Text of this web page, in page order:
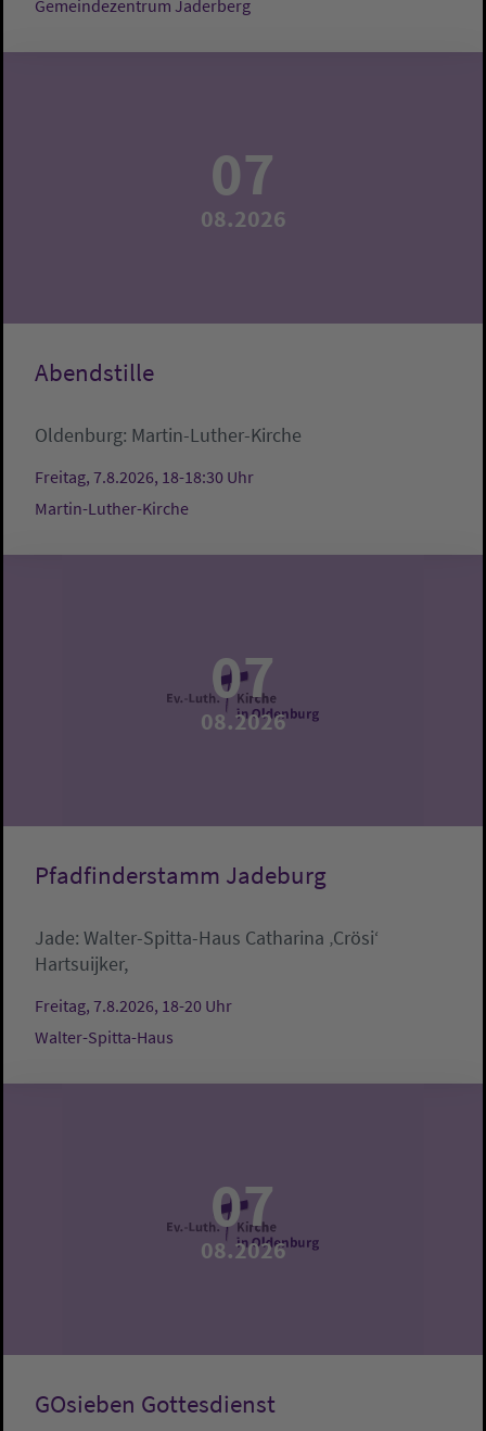
Gemeindezentrum Jaderberg
07
08.2026
Abendstille
Oldenburg: Martin-Luther-Kirche
Freitag, 7.8.2026, 18-18:30 Uhr
Martin-Luther-Kirche
07
08.2026
Pfadfinderstamm Jadeburg
Jade: Walter-Spitta-Haus Catharina ‚Crösi‘
Hartsuijker,
Freitag, 7.8.2026, 18-20 Uhr
Walter-Spitta-Haus
07
08.2026
GOsieben Gottesdienst